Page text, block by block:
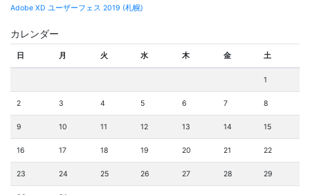
Adobe XD ユーザーフェス 2019 (札幌)
カレンダー
日 月 火 水 木 金 土
1
2 3 4 5 6 7 8
9 10 11 12 13 14 15
16 17 18 19 20 21 22
23 24 25 26 27 28 29